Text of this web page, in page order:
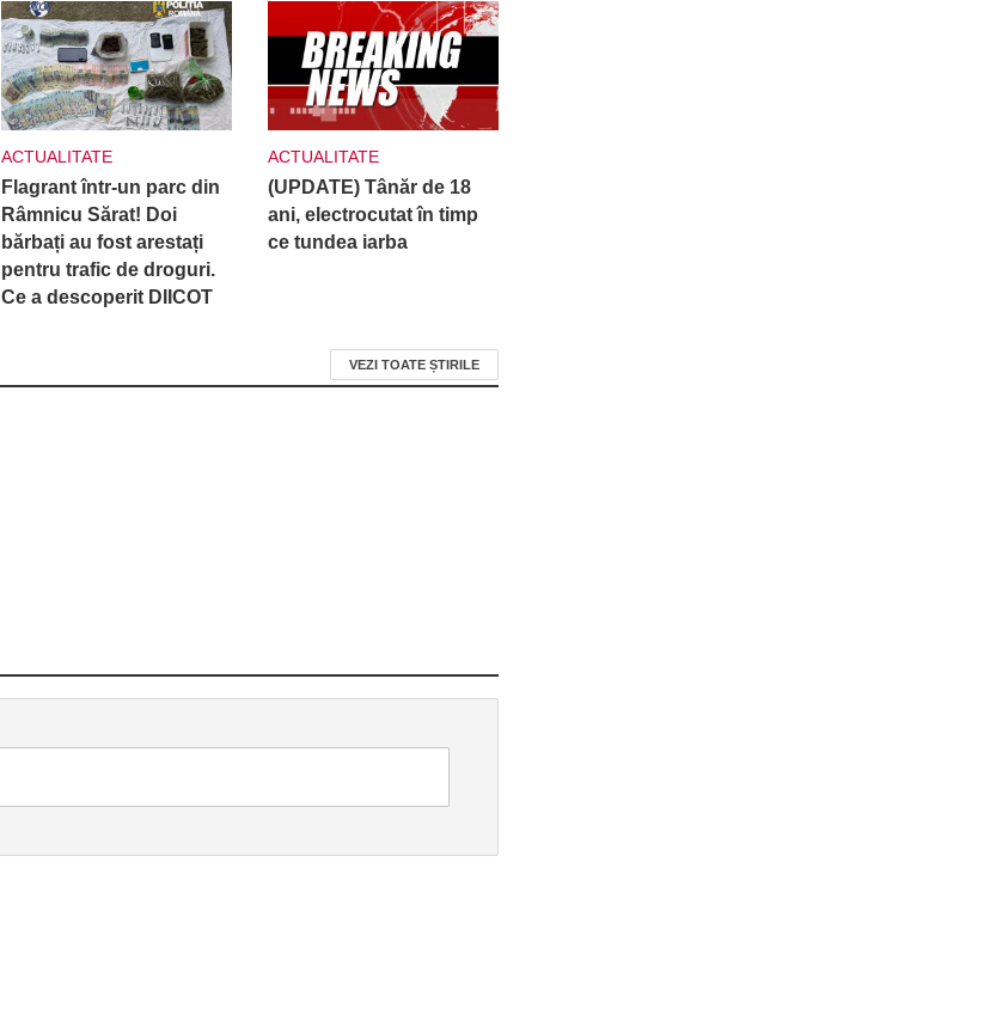
ACTUALITATE
Flagrant într-un parc din
Râmnicu Sărat! Doi
bărbați au fost arestați
pentru trafic de droguri.
Ce a descoperit DIICOT
ACTUALITATE
(UPDATE) Tânăr de 18
ani, electrocutat în timp
ce tundea iarba
VEZI TOATE ȘTIRILE